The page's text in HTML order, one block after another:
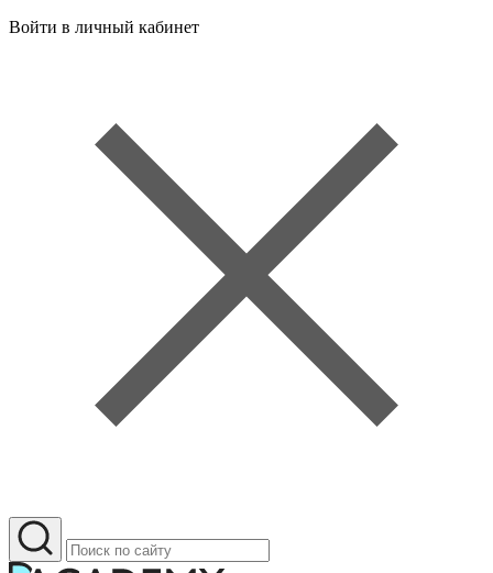
Войти в личный кабинет